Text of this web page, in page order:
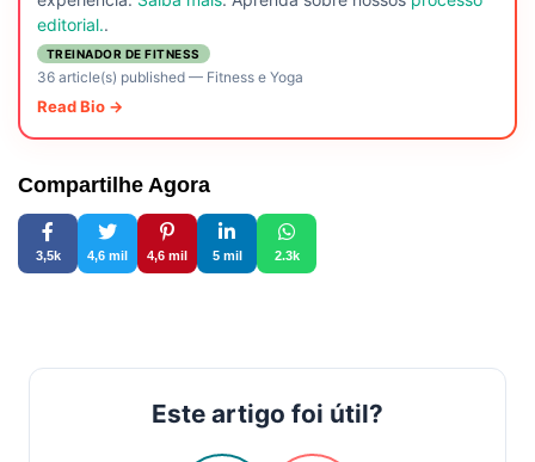
editorial..
TREINADOR DE FITNESS
36 article(s) published— Fitness e Yoga
Read Bio →
Compartilhe Agora
3,5k 4,6 mil 4,6 mil 5 mil 2.3k
Este artigo foi útil?